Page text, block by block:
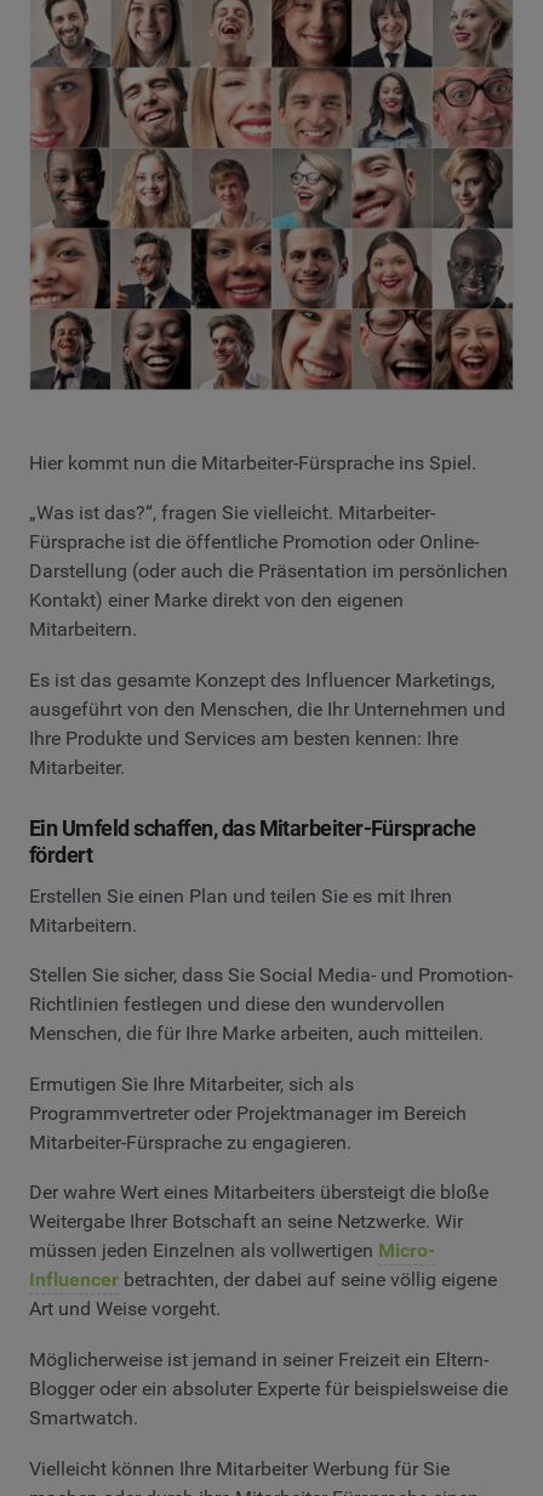
Hier kommt nun die Mitarbeiter-Fürsprache ins Spiel.
„Was ist das?“, fragen Sie vielleicht. Mitarbeiter-
Fürsprache ist die öffentliche Promotion oder Online-
Darstellung (oder auch die Präsentation im persönlichen
Kontakt) einer Marke direkt von den eigenen
Mitarbeitern.
Es ist das gesamte Konzept des Influencer Marketings,
ausgeführt von den Menschen, die Ihr Unternehmen und
Ihre Produkte und Services am besten kennen: Ihre
Mitarbeiter.
Ein Umfeld schaffen, das Mitarbeiter-Fürsprache
fördert
Erstellen Sie einen Plan und teilen Sie es mit Ihren
Mitarbeitern.
Stellen Sie sicher, dass Sie Social Media- und Promotion-
Richtlinien festlegen und diese den wundervollen
Menschen, die für Ihre Marke arbeiten, auch mitteilen.
Ermutigen Sie Ihre Mitarbeiter, sich als
Programmvertreter oder Projektmanager im Bereich
Mitarbeiter-Fürsprache zu engagieren.
Der wahre Wert eines Mitarbeiters übersteigt die bloße
Weitergabe Ihrer Botschaft an seine Netzwerke. Wir
müssen jeden Einzelnen als vollwertigen Micro-
Influencer betrachten, der dabei auf seine völlig eigene
Art und Weise vorgeht.
Möglicherweise ist jemand in seiner Freizeit ein Eltern-
Blogger oder ein absoluter Experte für beispielsweise die
Smartwatch.
Vielleicht können Ihre Mitarbeiter Werbung für Sie